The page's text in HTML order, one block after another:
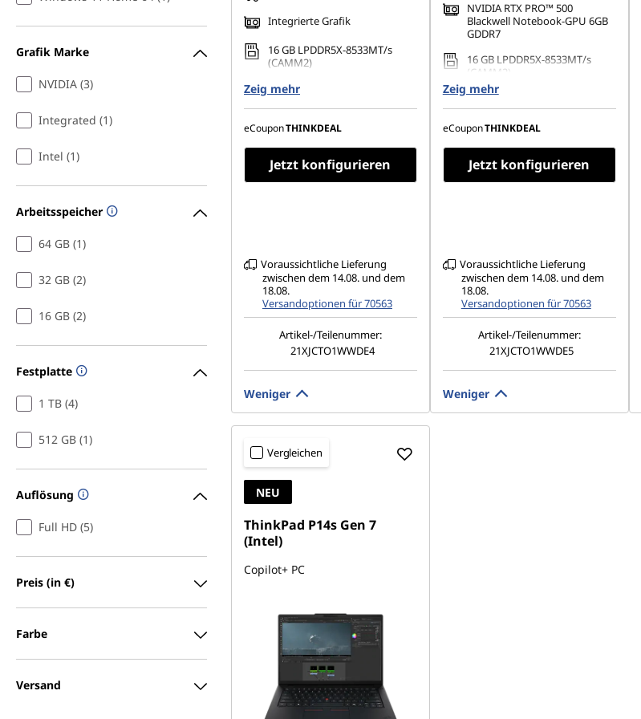
Grafik Marke
NVIDIA (3)
Integrated (1)
Intel (1)
Arbeitsspeicher
64 GB (1)
32 GB (2)
16 GB (2)
Festplatte
1 TB (4)
512 GB (1)
Auflösung
Full HD (5)
Preis (in €)
Farbe
Versand
Integrierte Grafik
16 GB LPDDR5X-8533MT/s
(CAMM2)
512 GB SSD M.2 2280 PCIe 4.0
14,5" WUXGA (1920 x 1200),
NTSC, 400 cd/m², 60 Hz
Zeig mehr
eCouponTHINKDEAL
Jetzt konfigurieren
Voraussichtliche Lieferung
zwischen dem 14.08. und dem
18.08.
Versandoptionen für 70563
Artikel-/Teilenummer:
21XJCTO1WWDE4
Weniger
NVIDIA RTX PRO™ 500
Blackwell Notebook-GPU 6GB
GDDR7
16 GB LPDDR5X-8533MT/s
(CAMM2)
1 TB SSD M.2 2280 PCIe 4.0 TLC
Opal
14,5" WUXGA (1920 x 1200),
IPS, matt, Non-Touch, 45%
NTSC, 400 cd/m², 60 Hz
Zeig mehr
eCouponTHINKDEAL
Jetzt konfigurieren
Voraussichtliche Lieferung
zwischen dem 14.08. und dem
18.08.
Versandoptionen für 70563
Artikel-/Teilenummer:
21XJCTO1WWDE5
Weniger
Vergleichen
NEU
ThinkPad P14s Gen 7
(Intel)
Copilot+ PC